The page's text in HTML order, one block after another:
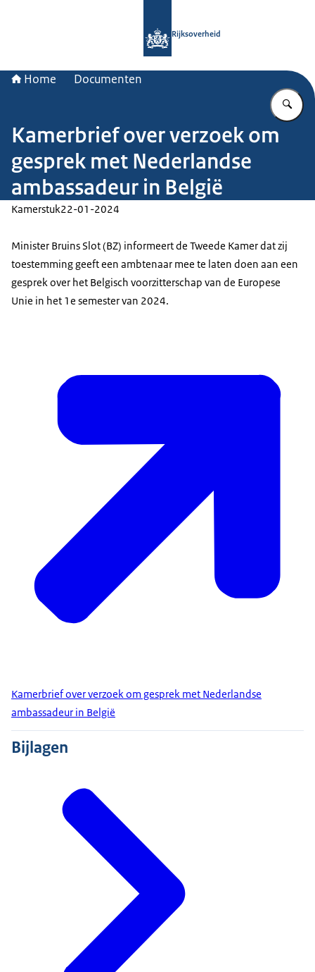
Rijksoverheid
Home Documenten
Kamerbrief over verzoek om
gesprek met Nederlandse
ambassadeur in België
Kamerstuk22-01-2024
Minister Bruins Slot (BZ) informeert de Tweede Kamer dat zij
toestemming geeft een ambtenaar mee te laten doen aan een
gesprek over het Belgisch voorzitterschap van de Europese
Unie in het 1e semester van 2024.
Kamerbrief over verzoek om gesprek met Nederlandse
ambassadeur in België
Bijlagen